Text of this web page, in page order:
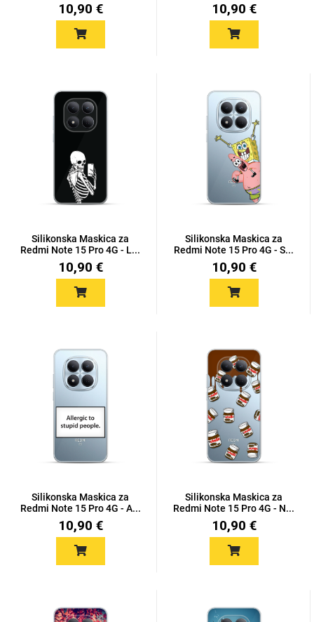
10,90 € 10,90 €
Silikonska Maskica za
Redmi Note 15 Pro 4G - L...
10,90 €
Silikonska Maskica za
Redmi Note 15 Pro 4G - S...
10,90 €
Silikonska Maskica za
Redmi Note 15 Pro 4G - A...
10,90 €
Silikonska Maskica za
Redmi Note 15 Pro 4G - N...
10,90 €